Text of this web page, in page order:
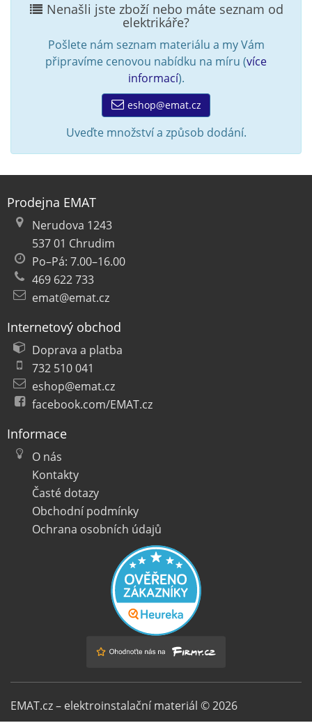
Nenašli jste zboží nebo máte seznam od
elektrikáře?
Pošlete nám seznam materiálu a my Vám
připravíme cenovou nabídku na míru (více
informací).
eshop@emat.cz
Uveďte množství a způsob dodání.
Prodejna EMAT
Nerudova 1243
537 01 Chrudim
Po–Pá: 7.00–16.00
469 622 733
emat@emat.cz
Internetový obchod
Doprava a platba
732 510 041
eshop@emat.cz
facebook.com/EMAT.cz
Informace
O nás
Kontakty
Časté dotazy
Obchodní podmínky
Ochrana osobních údajů
EMAT.cz – elektroinstalační materiál © 2026